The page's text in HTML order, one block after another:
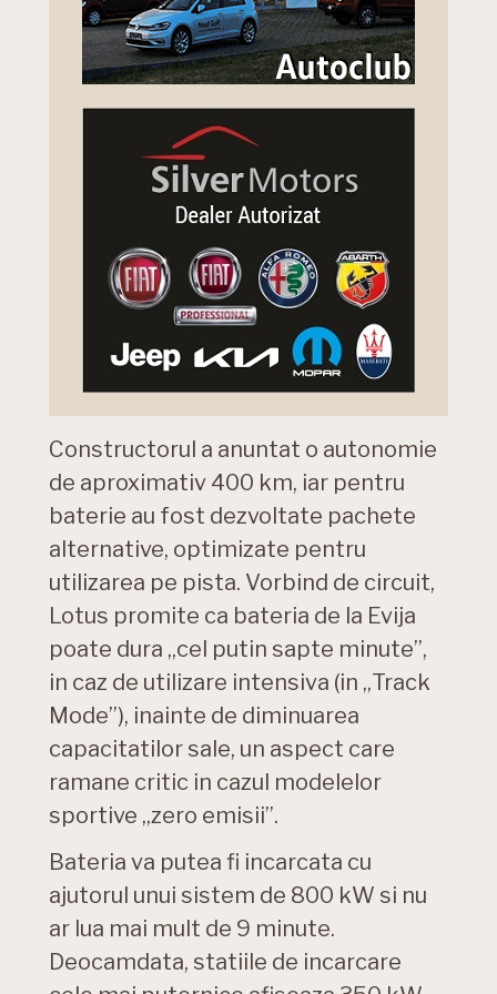
Constructorul a anuntat o autonomie
de aproximativ 400 km, iar pentru
baterie au fost dezvoltate pachete
alternative, optimizate pentru
utilizarea pe pista. Vorbind de circuit,
Lotus promite ca bateria de la Evija
poate dura „cel putin sapte minute”,
in caz de utilizare intensiva (in „Track
Mode”), inainte de diminuarea
capacitatilor sale, un aspect care
ramane critic in cazul modelelor
sportive „zero emisii”.
Bateria va putea fi incarcata cu
ajutorul unui sistem de 800 kW si nu
ar lua mai mult de 9 minute.
Deocamdata, statiile de incarcare